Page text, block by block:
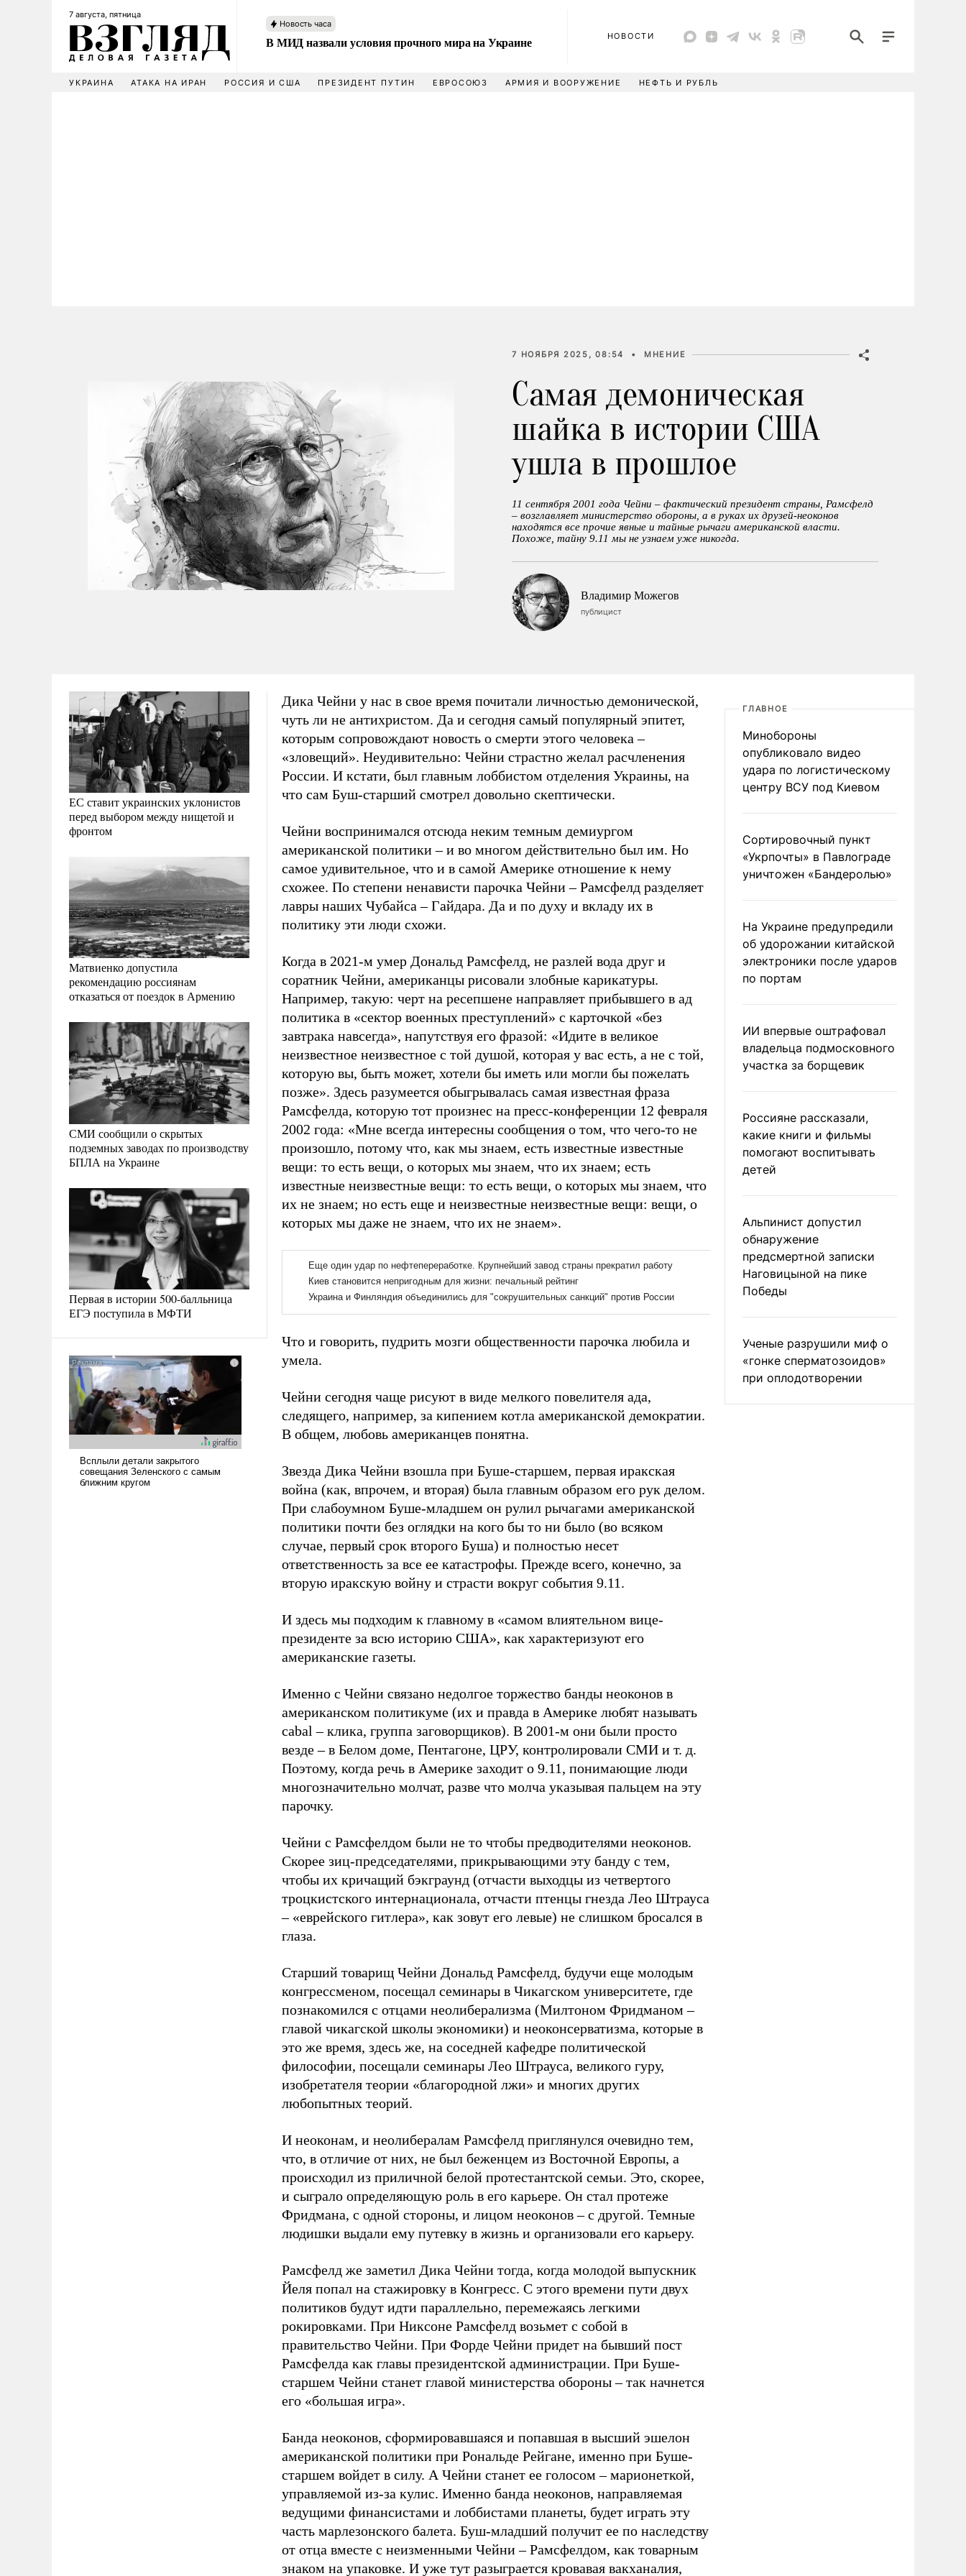
7 августа, пятница
Новость часа
В МИД назвали условия прочного мира на Украине НОВОСТИ
УКРАИНА АТАКА НА ИРАН РОССИЯ И США ПРЕЗИДЕНТ ПУТИН ЕВРОСОЮЗ АРМИЯ И ВООРУЖЕНИЕ НЕФТЬ И РУБЛЬ
7 НОЯБРЯ 2025, 08:54 • МНЕНИЕ
Самая демоническая
шайка в истории США
ушла в прошлое
11 сентября 2001 года Чейни – фактический президент страны, Рамсфелд
– возглавляет министерство обороны, а в руках их друзей-неоконов
находятся все прочие явные и тайные рычаги американской власти.
Похоже, тайну 9.11 мы не узнаем уже никогда.
Владимир Можегов
публицист
ЕС ставит украинских уклонистов
перед выбором между нищетой и
фронтом
Матвиенко допустила
рекомендацию россиянам
отказаться от поездок в Армению
СМИ сообщили о скрытых
подземных заводах по производству
БПЛА на Украине
Первая в истории 500-балльница
ЕГЭ поступила в МФТИ
Дика Чейни у нас в свое время почитали личностью демонической,
чуть ли не антихристом. Да и сегодня самый популярный эпитет,
которым сопровождают новость о смерти этого человека –
«зловещий». Неудивительно: Чейни страстно желал расчленения
России. И кстати, был главным лоббистом отделения Украины, на
что сам Буш-старший смотрел довольно скептически.
Чейни воспринимался отсюда неким темным демиургом
американской политики – и во многом действительно был им. Но
самое удивительное, что и в самой Америке отношение к нему
схожее. По степени ненависти парочка Чейни – Рамсфелд разделяет
лавры наших Чубайса – Гайдара. Да и по духу и вкладу их в
политику эти люди схожи.
Когда в 2021-м умер Дональд Рамсфелд, не разлей вода друг и
соратник Чейни, американцы рисовали злобные карикатуры.
Например, такую: черт на ресепшене направляет прибывшего в ад
политика в «сектор военных преступлений» с карточкой «без
завтрака навсегда», напутствуя его фразой: «Идите в великое
неизвестное неизвестное с той душой, которая у вас есть, а не с той,
которую вы, быть может, хотели бы иметь или могли бы пожелать
позже». Здесь разумеется обыгрывалась самая известная фраза
Рамсфелда, которую тот произнес на пресс-конференции 12 февраля
2002 года: «Мне всегда интересны сообщения о том, что чего-то не
произошло, потому что, как мы знаем, есть известные известные
вещи: то есть вещи, о которых мы знаем, что их знаем; есть
известные неизвестные вещи: то есть вещи, о которых мы знаем, что
их не знаем; но есть еще и неизвестные неизвестные вещи: вещи, о
которых мы даже не знаем, что их не знаем».
Что и говорить, пудрить мозги общественности парочка любила и
умела.
Чейни сегодня чаще рисуют в виде мелкого повелителя ада,
следящего, например, за кипением котла американской демократии.
В общем, любовь американцев понятна.
Звезда Дика Чейни взошла при Буше-старшем, первая иракская
война (как, впрочем, и вторая) была главным образом его рук делом.
При слабоумном Буше-младшем он рулил рычагами американской
политики почти без оглядки на кого бы то ни было (во всяком
случае, первый срок второго Буша) и полностью несет
ответственность за все ее катастрофы. Прежде всего, конечно, за
вторую иракскую войну и страсти вокруг события 9.11.
И здесь мы подходим к главному в «самом влиятельном вице-
президенте за всю историю США», как характеризуют его
американские газеты.
Именно с Чейни связано недолгое торжество банды неоконов в
американском политикуме (их и правда в Америке любят называть
cabal – клика, группа заговорщиков). В 2001-м они были просто
везде – в Белом доме, Пентагоне, ЦРУ, контролировали СМИ и т. д.
Поэтому, когда речь в Америке заходит о 9.11, понимающие люди
многозначительно молчат, разве что молча указывая пальцем на эту
парочку.
Чейни с Рамсфелдом были не то чтобы предводителями неоконов.
Скорее зиц-председателями, прикрывающими эту банду с тем,
чтобы их кричащий бэкграунд (отчасти выходцы из четвертого
троцкистского интернационала, отчасти птенцы гнезда Лео Штрауса
– «еврейского гитлера», как зовут его левые) не слишком бросался в
глаза.
Старший товарищ Чейни Дональд Рамсфелд, будучи еще молодым
конгрессменом, посещал семинары в Чикагском университете, где
познакомился с отцами неолиберализма (Милтоном Фридманом –
главой чикагской школы экономики) и неоконсерватизма, которые в
это же время, здесь же, на соседней кафедре политической
философии, посещали семинары Лео Штрауса, великого гуру,
изобретателя теории «благородной лжи» и многих других
любопытных теорий.
И неоконам, и неолибералам Рамсфелд приглянулся очевидно тем,
что, в отличие от них, не был беженцем из Восточной Европы, а
происходил из приличной белой протестантской семьи. Это, скорее,
и сыграло определяющую роль в его карьере. Он стал протеже
Фридмана, с одной стороны, и лицом неоконов – с другой. Темные
людишки выдали ему путевку в жизнь и организовали его карьеру.
Рамсфелд же заметил Дика Чейни тогда, когда молодой выпускник
Йеля попал на стажировку в Конгресс. С этого времени пути двух
политиков будут идти параллельно, перемежаясь легкими
рокировками. При Никсоне Рамсфелд возьмет с собой в
правительство Чейни. При Форде Чейни придет на бывший пост
Рамсфелда как главы президентской администрации. При Буше-
старшем Чейни станет главой министерства обороны – так начнется
его «большая игра».
Банда неоконов, сформировавшаяся и попавшая в высший эшелон
американской политики при Рональде Рейгане, именно при Буше-
старшем войдет в силу. А Чейни станет ее голосом – марионеткой,
управляемой из-за кулис. Именно банда неоконов, направляемая
ведущими финансистами и лоббистами планеты, будет играть эту
часть марлезонского балета. Буш-младший получит ее по наследству
от отца вместе с неизменными Чейни – Рамсфелдом, как товарным
знаком на упаковке. И уже тут разыграется кровавая вакханалия,
ГЛАВНОЕ
Минобороны
опубликовало видео
удара по логистическому
центру ВСУ под Киевом
Сортировочный пункт
«Укрпочты» в Павлограде
уничтожен «Бандеролью»
На Украине предупредили
об удорожании китайской
электроники после ударов
по портам
ИИ впервые оштрафовал
владельца подмосковного
участка за борщевик
Россияне рассказали,
какие книги и фильмы
помогают воспитывать
детей
Альпинист допустил
обнаружение
предсмертной записки
Наговицыной на пике
Победы
Ученые разрушили миф о
«гонке сперматозоидов»
при оплодотворении